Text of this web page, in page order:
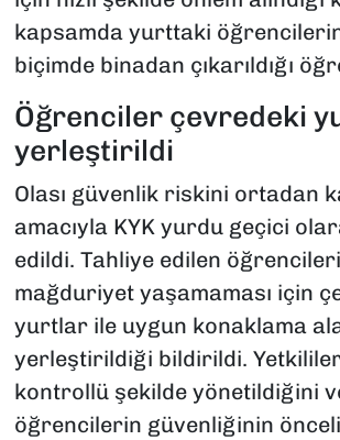
kapsamda yurttaki
biçimde binadan çıkarıldığı
Öğrenciler çevredeki
yerleştirildi
Olası güvenlik riskini ortadan
amacıyla KYK yurdu geçici
edildi. Tahliye edilen
mağduriyet yaşamaması için
yurtlar ile uygun konaklama
yerleştirildiği bildirildi.
kontrollü şekilde yönetildiğini
öğrencilerin güvenliğinin